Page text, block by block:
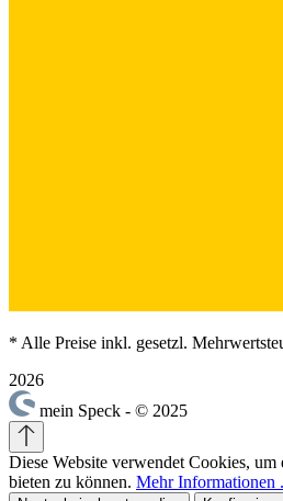
* Alle Preise inkl. gesetzl.
2026
mein Speck - © 2025
Diese Website verwendet Cookies,
bieten zu können. Mehr Informationen